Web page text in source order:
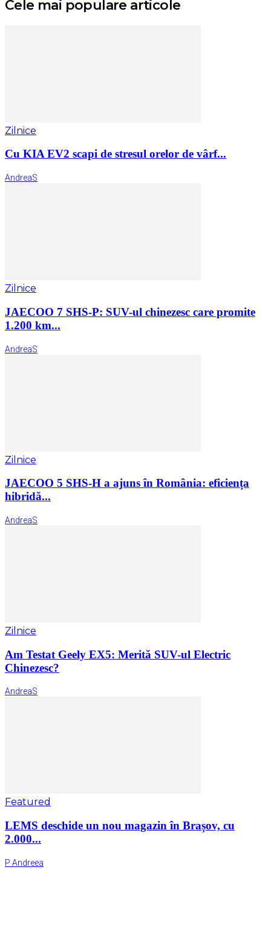
Cele mai populare articole
Zilnice
Cu KIA EV2 scapi de stresul orelor de vârf...
AndreaS
Zilnice
JAECOO 7 SHS-P: SUV-ul chinezesc care promite
1.200 km...
AndreaS
Zilnice
JAECOO 5 SHS-H a ajuns în România: eficiența
hibridă...
AndreaS
Zilnice
Am Testat Geely EX5: Merită SUV-ul Electric
Chinezesc?
AndreaS
Featured
LEMS deschide un nou magazin în Brașov, cu
2.000...
P Andreea